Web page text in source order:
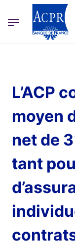
ACPR Menu
L’ACP
moyen
net de
tant